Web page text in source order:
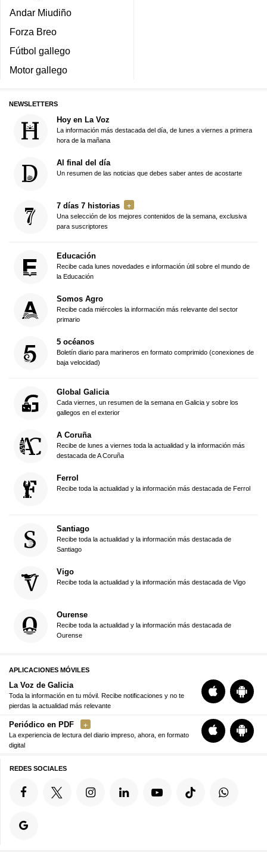
Andar Miudiño
Forza Breo
Fútbol gallego
Motor gallego
NEWSLETTERS
Hoy en La Voz
La información más destacada del día, de lunes a viernes a primera
hora de la mañana
Al final del día
Un resumen de las noticias que debes saber antes de acostarte
7 días 7 historias
Una selección de los mejores contenidos de la semana, exclusiva
para suscriptores
Educación
Recibe cada lunes novedades e información útil sobre el mundo de
la Educación
Somos Agro
Recibe cada miércoles la información más relevante del sector
primario
5 océanos
Boletín diario para marineros en formato comprimido (conexiones de
baja velocidad)
Global Galicia
Cada viernes, un resumen de la semana en Galicia y sobre los
gallegos en el exterior
A Coruña
Recibe de lunes a viernes toda la actualidad y la información más
destacada de A Coruña
Ferrol
Recibe toda la actualidad y la información más destacada de Ferrol
Santiago
Recibe toda la actualidad y la información más destacada de
Santiago
Vigo
Recibe toda la actualidad y la información más destacada de Vigo
Ourense
Recibe toda la actualidad y la información más destacada de
Ourense
APLICACIONES MÓVILES
La Voz de Galicia
Toda la información en tu móvil. Recibe notificaciones y no te
pierdas la actualidad más relevante
Periódico en PDF
La experiencia de lectura del diario impreso, ahora, en formato
digital
REDES SOCIALES